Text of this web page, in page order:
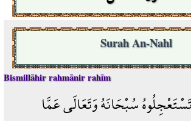
Surah An-Nahl
Bismillāhir rahmānir rahīm
تَسْتَعْجِلُوهُ سُبْحَانَهُ وَتَعَالَى عَمَّا